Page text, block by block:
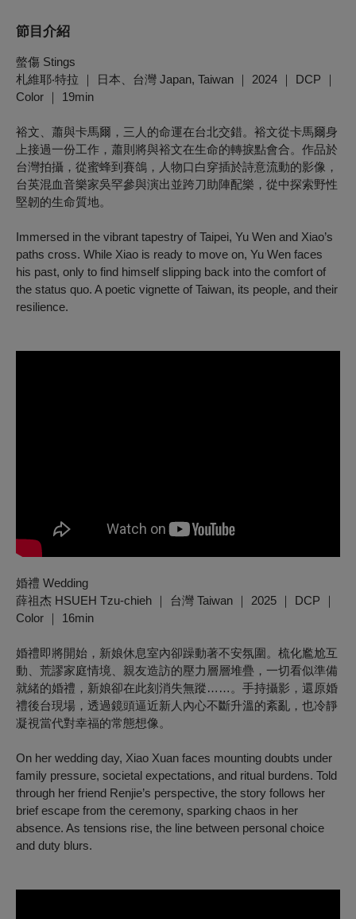
節目介紹
螫傷 Stings
札維耶‧特拉 ｜ 日本、台灣 Japan, Taiwan ｜ 2024 ｜ DCP ｜
Color ｜ 19min
裕文、蕭與卡馬爾，三人的命運在台北交錯。裕文從卡馬爾身
上接過一份工作，蕭則將與裕文在生命的轉捩點會合。作品於
台灣拍攝，從蜜蜂到賽鴿，人物口白穿插於詩意流動的影像，
台英混血音樂家吳罕參與演出並跨刀助陣配樂，從中探索野性
堅韌的生命質地。
Immersed in the vibrant tapestry of Taipei, Yu Wen and Xiao’s
paths cross. While Xiao is ready to move on, Yu Wen faces
his past, only to find himself slipping back into the comfort of
the status quo. A poetic vignette of Taiwan, its people, and their
resilience.
婚禮 Wedding
薛祖杰 HSUEH Tzu-chieh ｜ 台灣 Taiwan ｜ 2025 ｜ DCP ｜
Color ｜ 16min
婚禮即將開始，新娘休息室內卻躁動著不安氛圍。梳化尷尬互
動、荒謬家庭情境、親友造訪的壓力層層堆疊，一切看似準備
就緒的婚禮，新娘卻在此刻消失無蹤……。手持攝影，還原婚
禮後台現場，透過鏡頭逼近新人內心不斷升溫的紊亂，也冷靜
凝視當代對幸福的常態想像。
On her wedding day, Xiao Xuan faces mounting doubts under
family pressure, societal expectations, and ritual burdens. Told
through her friend Renjie’s perspective, the story follows her
brief escape from the ceremony, sparking chaos in her
absence. As tensions rise, the line between personal choice
and duty blurs.